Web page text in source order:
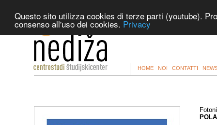
Questo sito utilizza cookies di terze parti (youtube).
consenso all'uso dei cookies. Privacy
HOME NOI CONTATTI